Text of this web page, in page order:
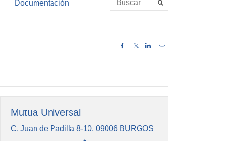
Documentación
𝕏
Mutua Universal
C. Juan de Padilla 8-10, 09006 BURGOS